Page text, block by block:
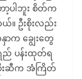
ာ့ပါဘူး စိတ်က
ဦးစိုးလည်း
ာက ချွေးတွေ
ည် ပန်းထုတ်ရ
စိုးဆီက အံကြိတ်